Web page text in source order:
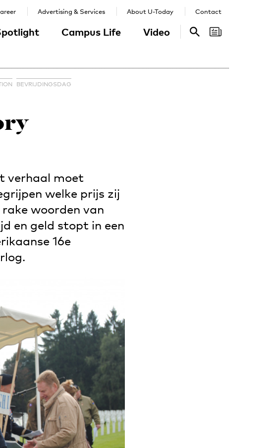
Campus Life Video
Advertising & Services About U-Today Contact
Search
BEVRIJDINGSDAG
verhaal moet
welke prijs zij
woorden van
en geld stopt in een
16e